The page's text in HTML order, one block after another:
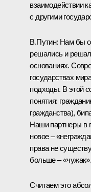
взаимодействии
с другими
В.Путин: Нам бы
решались и
основаниях.
государствах
подходы. В этой
понятия:
гражданства),
Наши партнеры в
новое –
права не
больше – «чужак».
Считаем это